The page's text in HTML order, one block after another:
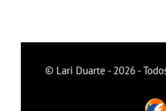
© Lari Duarte - 2026 -